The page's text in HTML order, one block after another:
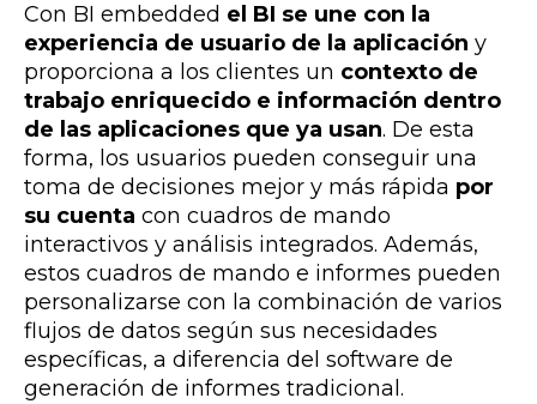
Con BI embedded el BI se une con la
experiencia de usuario de la aplicación y
proporciona a los clientes un contexto de
trabajo enriquecido e información dentro
de las aplicaciones que ya usan. De esta
forma, los usuarios pueden conseguir una
toma de decisiones mejor y más rápida por
su cuenta con cuadros de mando
interactivos y análisis integrados. Además,
estos cuadros de mando e informes pueden
personalizarse con la combinación de varios
flujos de datos según sus necesidades
específicas, a diferencia del software de
generación de informes tradicional.